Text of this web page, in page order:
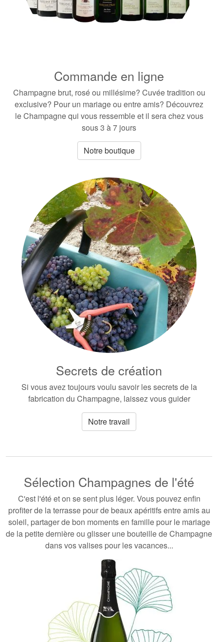
Commande en ligne
Champagne brut, rosé ou millésime? Cuvée tradition ou
exclusive? Pour un mariage ou entre amis? Découvrez
le Champagne qui vous ressemble et il sera chez vous
sous 3 à 7 jours
Notre boutique
Secrets de création
Si vous avez toujours voulu savoir les secrets de la
fabrication du Champagne, laissez vous guider
Notre travail
Sélection Champagnes de l'été
C'est l'été eton se sent plus léger. Vous pouvez enfin
profiter de la terrasse pour de beaux apéritifs entre amis au
soleil, partager de bon moments en famille pour le mariage
de la petite dernière ou glisser une bouteille de Champagne
dans vos valises pour les vacances...